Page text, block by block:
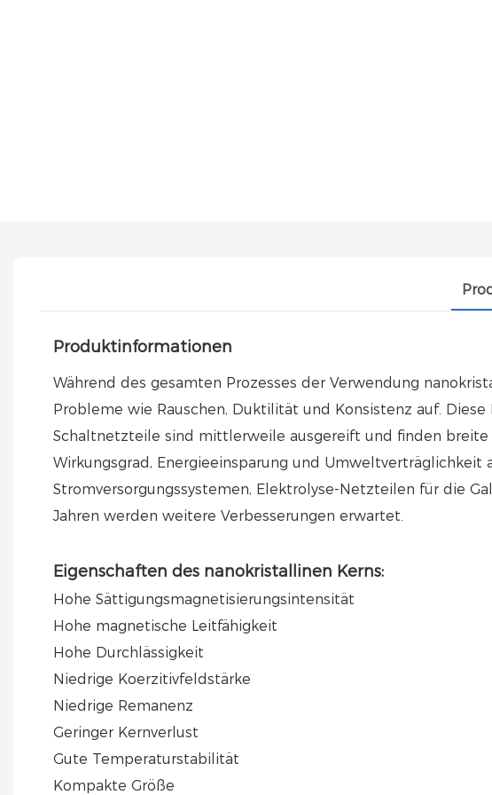
Produktinformationen
Während des gesamten Prozesses der Verwendung
Probleme wie Rauschen, Duktilität und Konsistenz auf.
Schaltnetzteile sind mittlerweile ausgereift und finden breite
Wirkungsgrad, Energieeinsparung und
Stromversorgungssystemen, Elektrolyse-Netzteilen für die
Jahren werden weitere Verbesserungen erwartet.
Eigenschaften des nanokristallinen Kerns:
Hohe Sättigungsmagnetisierungsintensität
Hohe magnetische Leitfähigkeit
Hohe Durchlässigkeit
Niedrige Koerzitivfeldstärke
Niedrige Remanenz
Geringer Kernverlust
Gute Temperaturstabilität
Kompakte Größe